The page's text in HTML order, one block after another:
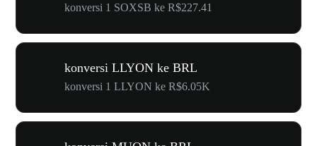
konversi 1 SOXSB ke R$227.41
konversi LLYON ke BRL
konversi 1 LLYON ke R$6.05K